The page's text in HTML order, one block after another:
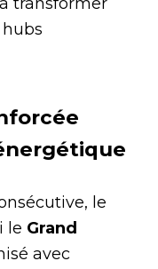
le
le Grand
avec